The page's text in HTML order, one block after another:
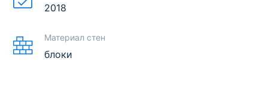
2018
Материал стен
блоки